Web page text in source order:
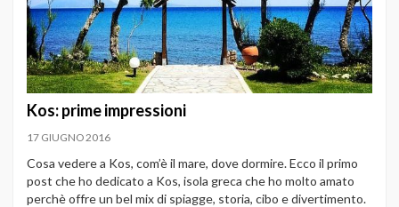
Kos: prime impressioni
17 GIUGNO 2016
Cosa vedere a Kos, com’è il mare, dove dormire. Ecco il primo
post che ho dedicato a Kos, isola greca che ho molto amato
perchè offre un bel mix di spiagge, storia, cibo e divertimento.